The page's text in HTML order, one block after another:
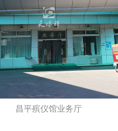
昌平殡仪馆业务厅